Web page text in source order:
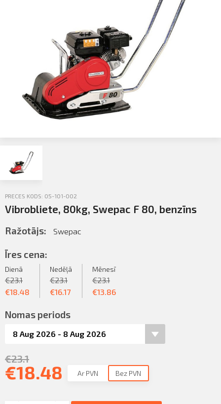
PIETEIKTIES
PRECES KODS: 05-101-002
Vibrobliete, 80kg, Swepac F 80, benzīns
Ražotājs: Swepac
Īres cena:
Dienā
€23.1
€18.48
Nedēļā
€23.1
€16.17
Mēnesī
€23.1
€13.86
Nomas periods
€23.1
€18.48 Ar PVN Bez PVN